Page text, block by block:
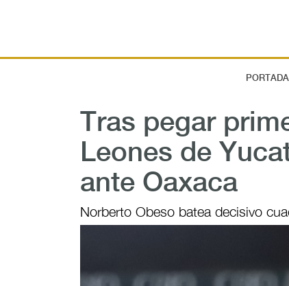
PORTADA
Tras pegar
Leones de
ante Oaxaca
Norberto Obeso batea decisivo